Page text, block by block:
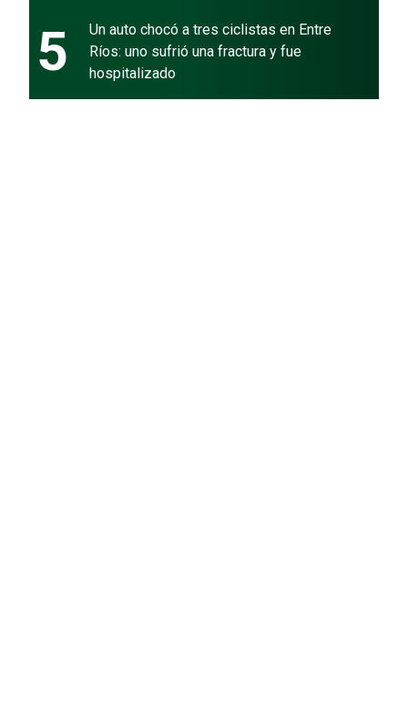
5
Un auto chocó a tres ciclistas en Entre
Ríos: uno sufrió una fractura y fue
hospitalizado